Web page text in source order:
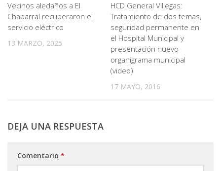
Vecinos aledaños a El
Chaparral recuperaron el
servicio eléctrico
13 MARZO, 2025
HCD General Villegas:
Tratamiento de dos temas,
seguridad permanente en
el Hospital Municipal y
presentación nuevo
organigrama municipal
(video)
17 MAYO, 2016
DEJA UNA RESPUESTA
Comentario *